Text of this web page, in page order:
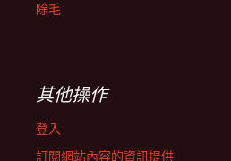
除毛
其他操作
登入
訂閱網站內容的資訊提供